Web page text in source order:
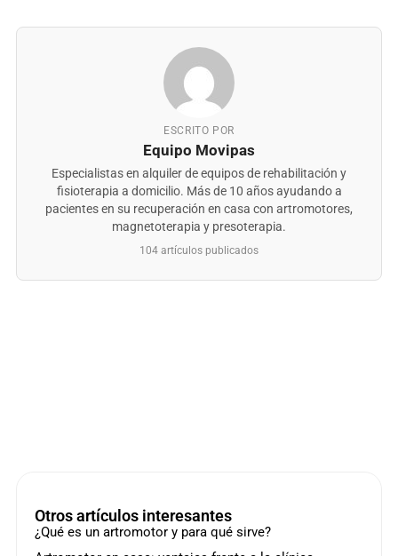
ESCRITO POR
Equipo Movipas
Especialistas en alquiler de equipos de rehabilitación y
fisioterapia a domicilio. Más de 10 años ayudando a
pacientes en su recuperación en casa con artromotores,
magnetoterapia y presoterapia.
104 artículos publicados
Otros artículos interesantes
¿Qué es un artromotor y para qué sirve?